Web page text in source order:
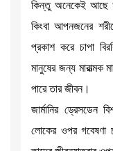
কিন্তু অনেকেই আছে
কিংবা আপনজনের
প্রকাশ করে চাপা
মানুষের জন্য মারাত্মক
পারে তার জীবন।
জার্মানির ড্রেসডেন
লোকের ওপর গবেষণা